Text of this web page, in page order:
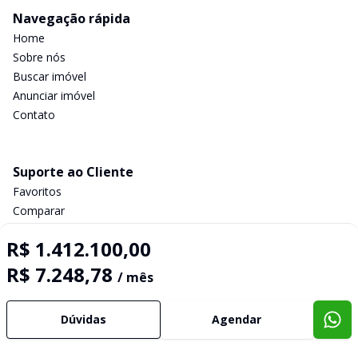
R$ 1.412.100,00
R$ 7.248,78 / mês
Dúvidas Agendar
Navegação rápida
Home
Sobre nós
Buscar imóvel
Anunciar imóvel
Contato
Suporte ao Cliente
Favoritos
Comparar
Selo de Tecnologia Loft